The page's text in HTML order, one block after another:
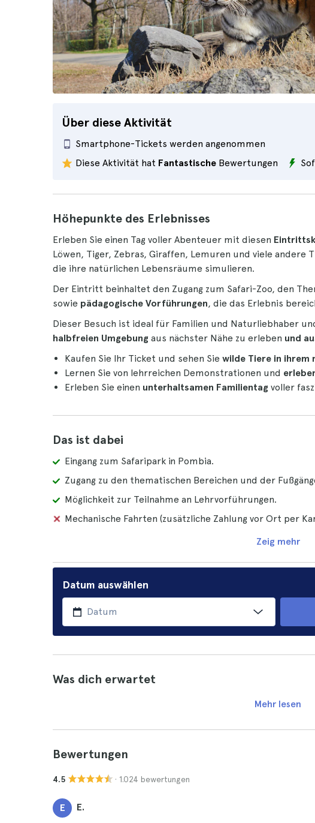
Über diese Aktivität
Smartphone-Tickets werden angenommen
Diese Aktivität hat Fantastische Bewertungen
Höhepunkte des Erlebnisses
Erleben Sie einen Tag voller Abenteuer mit diesen
Löwen, Tiger, Zebras, Giraffen, Lemuren und viele andere
die ihre natürlichen Lebensräume simulieren.
Der Eintritt beinhaltet den Zugang zum Safari-Zoo, den
sowie pädagogische Vorführungen, die das Erlebnis
Dieser Besuch ist ideal für Familien und Naturliebhaber
halbfreien Umgebung aus nächster Nähe zu erleben und
Kaufen Sie Ihr Ticket und sehen Sie wilde Tiere in ihrem
Lernen Sie von lehrreichen Demonstrationen und
Erleben Sie einen unterhaltsamen Familientag voller
Das ist dabei
Eingang zum Safaripark in Pombia.
Zugang zu den thematischen Bereichen und der
Möglichkeit zur Teilnahme an Lehrvorführungen.
Mechanische Fahrten (zusätzliche Zahlung vor Ort per
Zeig mehr
Datum auswählen
Was dich erwartet
Mehr lesen
Bewertungen
4.5 · 1.024 bewertungen
E E.